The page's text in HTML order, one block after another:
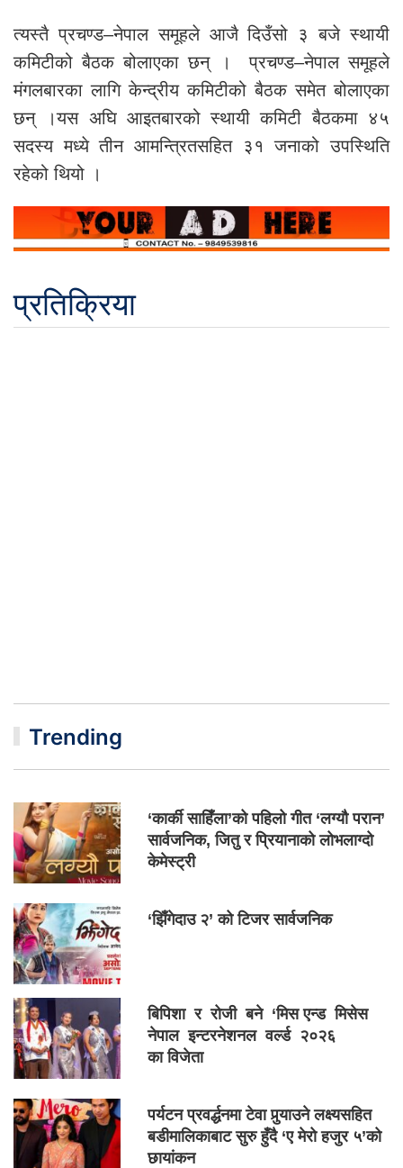
त्यस्तै प्रचण्ड–नेपाल समूहले आजै दिउँसो ३ बजे स्थायी
कमिटीको बैठक बोलाएका छन् । प्रचण्ड–नेपाल समूहले
मंगलबारका लागि केन्द्रीय कमिटीको बैठक समेत बोलाएका
छन् ।यस अघि आइतबारको स्थायी कमिटी बैठकमा ४५
सदस्य मध्ये तीन आमन्त्रितसहित ३१ जनाको उपस्थिति
रहेको थियो ।
प्रतिक्रिया
Trending
‘कार्की साहिँला’को पहिलो गीत ‘लग्यौ परान’
सार्वजनिक, जितु र प्रियानाको लोभलाग्दो
केमेस्ट्री
‘झिँगेदाउ २’ को टिजर सार्वजनिक
बिपिशा र रोजी बने ‘मिस एन्ड मिसेस
नेपाल इन्टरनेशनल वर्ल्ड २०२६
का विजेता
पर्यटन प्रवर्द्धनमा टेवा पुर्‍याउने लक्ष्यसहित
बडीमालिकाबाट सुरु हुँदै ‘ए मेरो हजुर ५’को
छायांकन